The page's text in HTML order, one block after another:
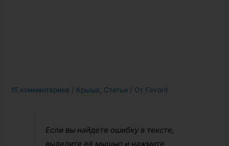
15 комментариев / Крыша, Статьи / От Favorit
Если вы найдете ошибку в тексте,
выделите её мышью и нажмите